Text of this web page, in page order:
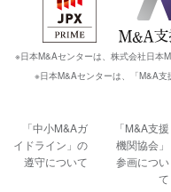
※日本M&Aセンターは、株式会社日本
※日本M&Aセンターは、「M&A支
「中小M&Aガ
イドライン」の
遵守について
「M&A支援
機関協会」
参画につい
て